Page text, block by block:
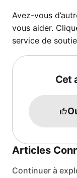
Avez-vous
vous aider.
service de
Cet
Articles
Continuer à